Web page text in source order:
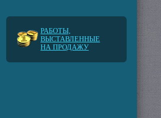
РАБОТЫ,
ВЫСТАВЛЕННЫЕ
НА ПРОДАЖУ